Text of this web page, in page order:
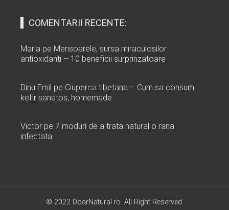
COMENTARII RECENTE:
Maria pe Merisoarele, sursa miraculosilor
antioxidanti – 10 beneficii surprinzatoare
Dinu Emil pe Ciuperca tibetana – Cum sa consumi
kefir sanatos, homemade
Victor pe 7 moduri de a trata natural o rana
infectata
© 2022 DoarNatural.ro. All Right Reserved.